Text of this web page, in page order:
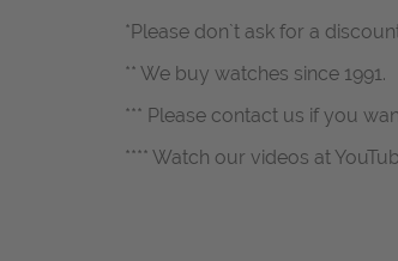
*Please don`t ask for a
** We buy watches since 1991.
*** Please contact us if you
**** Watch our videos at